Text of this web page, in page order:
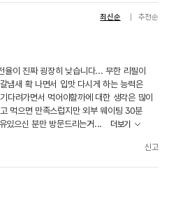
최신순 추천순
율이 진짜 굉장히 낮습니다... 무한 리필이
냄새 확 나면서 입맛 다시게 하는 능력은
다려가면서 먹어야할까에 대한 생각은 많이
먹으면 만족스럽지만 외부 웨이팅 30분
있으신 분만 방문드리는거...
더보기
신고